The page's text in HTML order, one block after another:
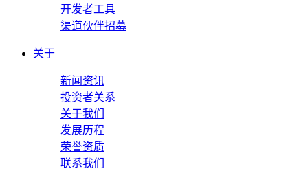
开发者工具
渠道伙伴招募
关于
新闻资讯
投资者关系
关于我们
发展历程
荣誉资质
联系我们